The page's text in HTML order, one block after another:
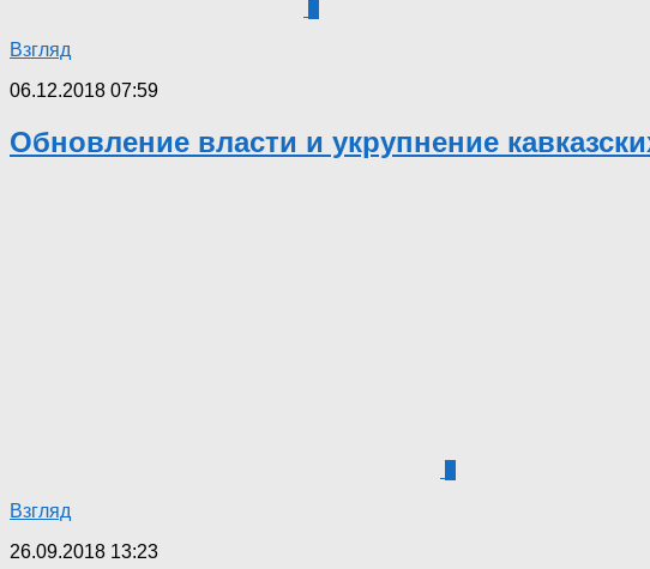
Взгляд
06.12.2018 07:59
Обновление власти и укрупнение
Взгляд
26.09.2018 13:23